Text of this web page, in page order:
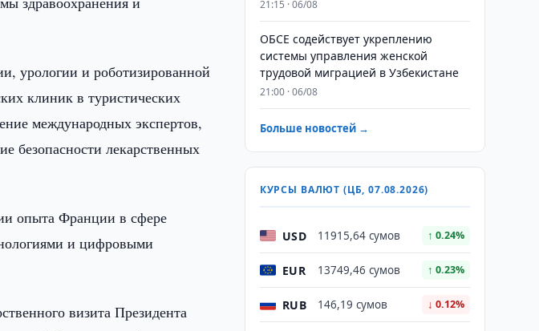
урологии и роботизированной
клиник в туристических
международных экспертов,
безопасности лекарственных
опыта Франции в сфере
и цифровыми
визита Президента
21:15 · 06/08
ОБСЕ содействует укреплению
системы управления женской
трудовой миграцией в Узбекистане
21:00 · 06/08
Больше новостей →
КУРСЫ ВАЛЮТ (ЦБ, 07.08.2026)
USD 11915,64 сумов ↑ 0.24%
EUR 13749,46 сумов ↑ 0.23%
RUB 146,19 сумов ↓ 0.12%